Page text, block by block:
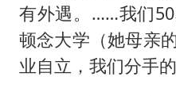
有外遇。……我们
顿念大学（她母亲
业自立，我们分手